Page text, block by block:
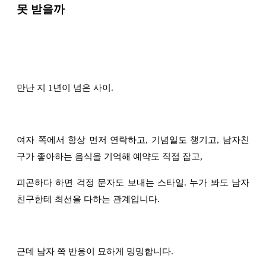
못 받을까
만난 지 1년이 넘은 사이.
여자 쪽에서 항상 먼저 연락하고, 기념일도 챙기고, 남자친
구가 좋아하는 음식을 기억해 예약도 직접 잡고,
피곤하다 하면 걱정 문자도 보내는 스타일. 누가 봐도 남자
친구한테 최선을 다하는 관계입니다.
근데 남자 쪽 반응이 묘하게 밍밍합니다.